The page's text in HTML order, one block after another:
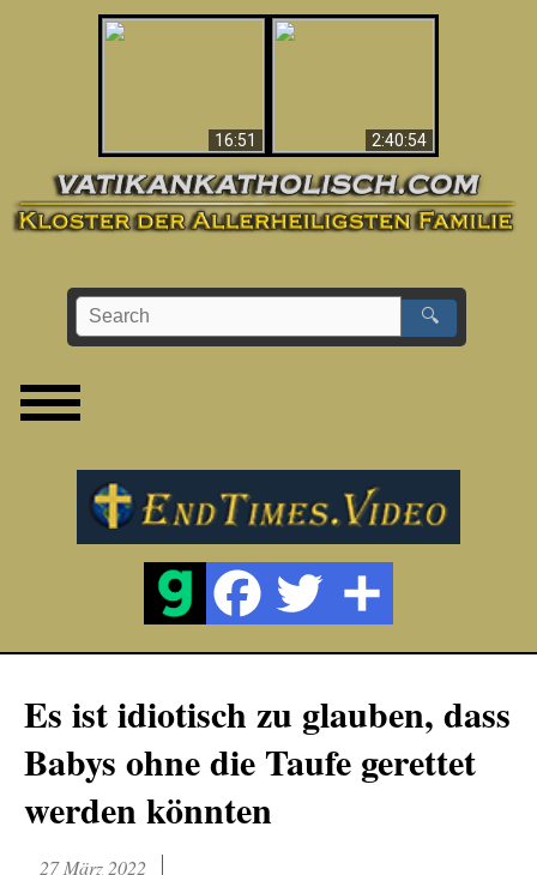
16:51
2:40:54
🔍
Es ist idiotisch zu glauben, dass
Babys ohne die Taufe gerettet
werden könnten
27 März 2022